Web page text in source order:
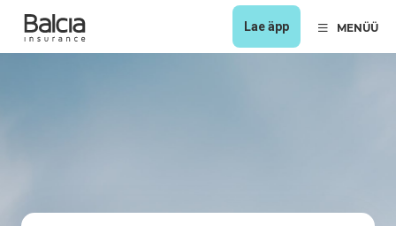
Lae äpp MENÜÜ